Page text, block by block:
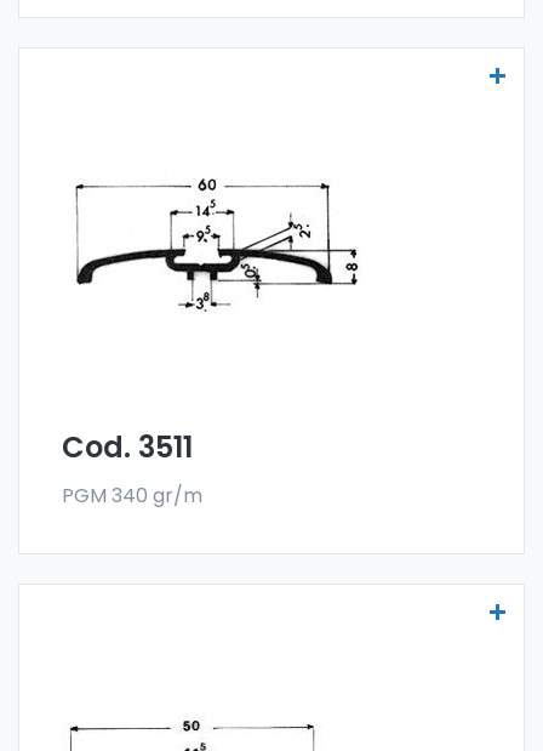
Cod. 3511
PGM 340 gr/m
Las molduras para vehículos se fabrican
con la especial aleación 6060 y se venden
en el formato en barra. El pedido mínimo es
de 300 kg.
con la especial aleación 6060 y se venden